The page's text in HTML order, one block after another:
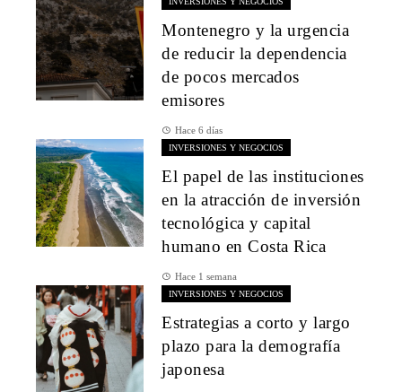
Montenegro y la urgencia
de reducir la dependencia
de pocos mercados
emisores
Hace 6 días
INVERSIONES Y NEGOCIOS
El papel de las instituciones
en la atracción de inversión
tecnológica y capital
humano en Costa Rica
Hace 1 semana
INVERSIONES Y NEGOCIOS
Estrategias a corto y largo
plazo para la demografía
japonesa